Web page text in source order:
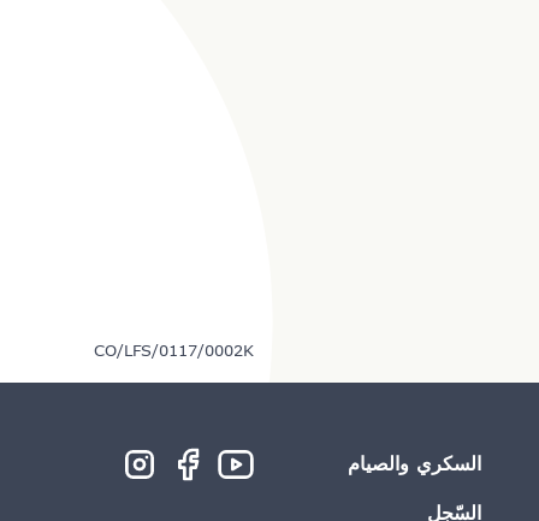
CO/LFS/0117/0002K
السكري والصيام
السّجل